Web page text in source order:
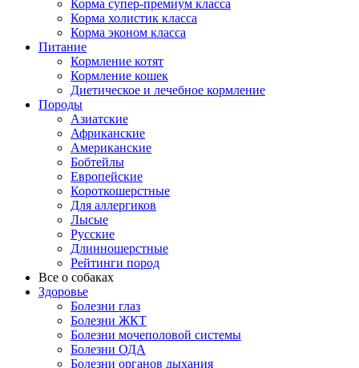
Корма супер-премиум класса
Корма холистик класса
Корма эконом класса
Питание
Кормление котят
Кормление кошек
Диетическое и лечебное кормление
Породы
Азиатские
Африканские
Американские
Бобтейлы
Европейские
Короткошерстные
Для аллергиков
Лысые
Русские
Длинношерстные
Рейтинги пород
Все о собаках
Здоровье
Болезни глаз
Болезни ЖКТ
Болезни мочеполовой системы
Болезни ОДА
Болезни органов дыхания